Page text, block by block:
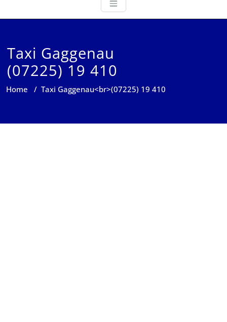
Taxi Gaggenau
(07225) 19 410
Home / Taxi Gaggenau<br>(07225) 19 410